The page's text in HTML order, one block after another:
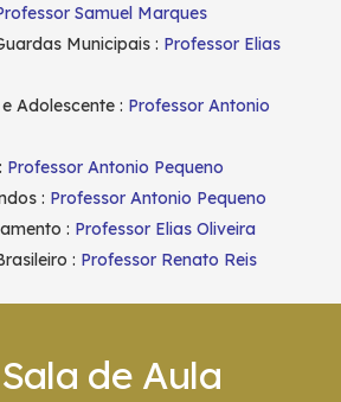
Samuel Marques
Municipais : Professor Elias
Adolescente : Professor Antonio
Professor Antonio Pequeno
: Professor Antonio Pequeno
: Professor Elias Oliveira
: Professor Renato Reis
de Aula